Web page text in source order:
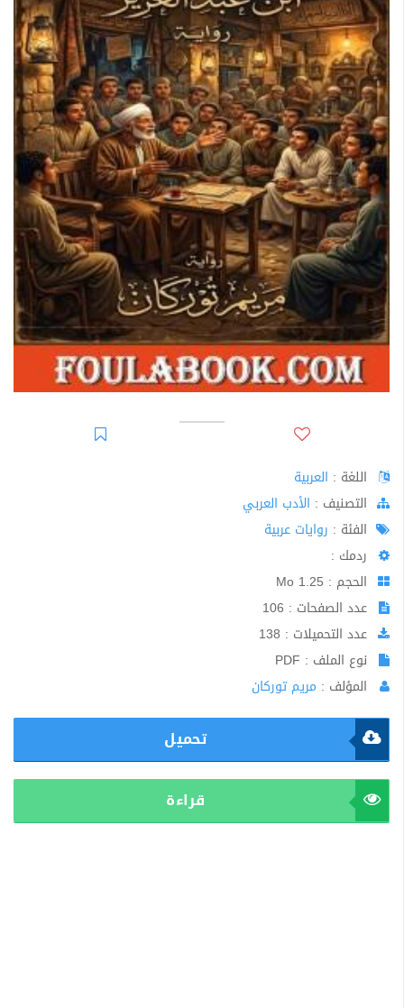
اللغة : العربية
اﻟﺘﺼﻨﻴﻒ : الأدب العربي
الفئة : روايات عربية
ردمك :
الحجم : 1.25 Mo
عدد الصفحات : 106
عدد التحميلات : 138
نوع الملف : PDF
المؤلف : مريم توركان
تحميل
قراءة